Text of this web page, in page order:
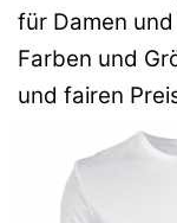
für Damen
Farben und
und fairen